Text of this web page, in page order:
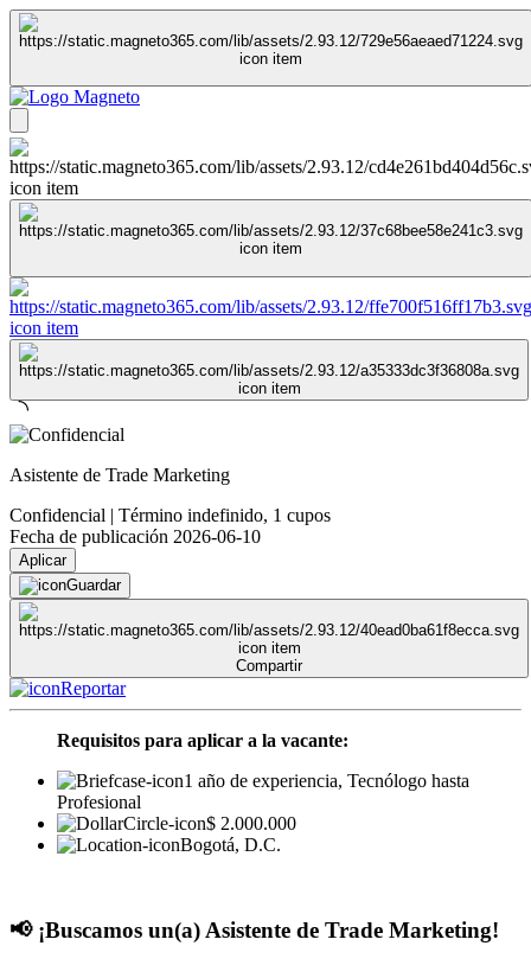
Asistente de Trade Marketing
Confidencial | Término indefinido, 1 cupos
Fecha de publicación 2026-06-10
Aplicar
Guardar
Compartir
Reportar
Requisitos para aplicar a la vacante:
1 año de experiencia, Tecnólogo hasta
Profesional
$ 2.000.000
Bogotá, D.C.
📢 ¡Buscamos un(a) Asistente de Trade Marketing!